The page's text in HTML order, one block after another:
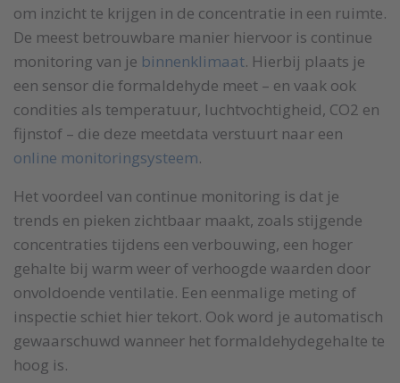
om inzicht te krijgen in de concentratie in een ruimte.
De meest betrouwbare manier hiervoor is continue
monitoring van je binnenklimaat. Hierbij plaats je
een sensor die formaldehyde meet – en vaak ook
condities als temperatuur, luchtvochtigheid, CO2 en
fijnstof – die deze meetdata verstuurt naar een
online monitoringsysteem.
Het voordeel van continue monitoring is dat je
trends en pieken zichtbaar maakt, zoals stijgende
concentraties tijdens een verbouwing, een hoger
gehalte bij warm weer of verhoogde waarden door
onvoldoende ventilatie. Een eenmalige meting of
inspectie schiet hier tekort. Ook word je automatisch
gewaarschuwd wanneer het formaldehydegehalte te
hoog is.